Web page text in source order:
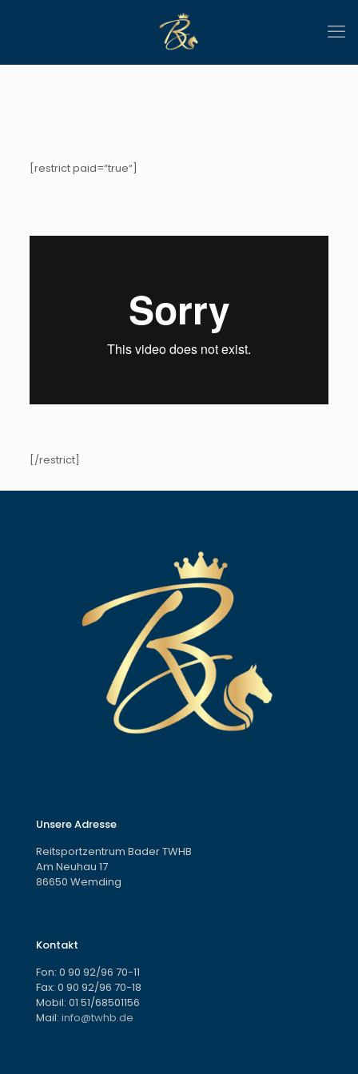
[restrict paid=“true“]
[/restrict]
Unsere Adresse
Reitsportzentrum Bader TWHB
Am Neuhau 17
86650 Wemding
Kontakt
Fon: 0 90 92/96 70-11
Fax: 0 90 92/96 70-18
Mobil: 01 51/68501156
Mail: info@twhb.de